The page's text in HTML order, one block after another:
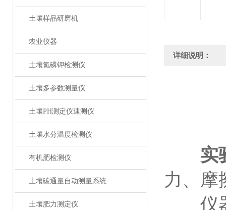
土壤样品研磨机
农业仪器
土壤氮磷钾检测仪
土壤多参数测量仪
土壤PH测定仪速测仪
土壤水分温度检测仪
有机肥检测仪
土壤碳通量自动测量系统
土壤肥力测定仪
详细说明：
实
力、摩
仪器